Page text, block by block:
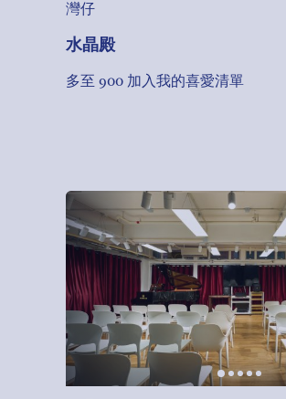
灣仔
水晶殿
多至 900 加入我的喜愛清單